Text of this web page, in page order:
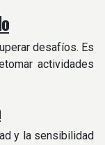
desafíos. Es
actividades
y la sensibilidad